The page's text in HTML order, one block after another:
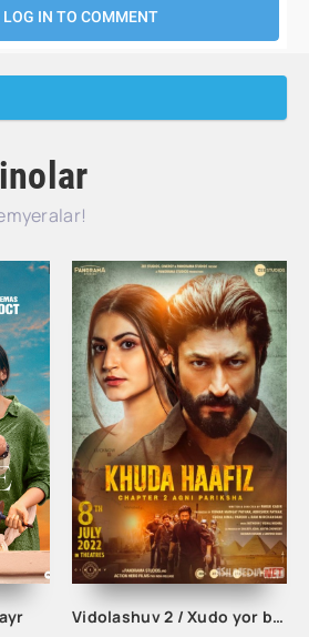
Vidolashuv 2 / Xudo yor bo'lsin 2 Hind kinosi 2022